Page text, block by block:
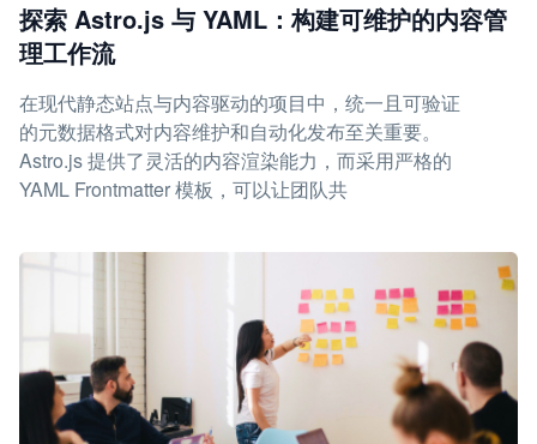
探索 Astro.js 与 YAML：构建可维护的内容管
理工作流
在现代静态站点与内容驱动的项目中，统一且可验证
的元数据格式对内容维护和自动化发布至关重要。
Astro.js 提供了灵活的内容渲染能力，而采用严格的
YAML Frontmatter 模板，可以让团队共